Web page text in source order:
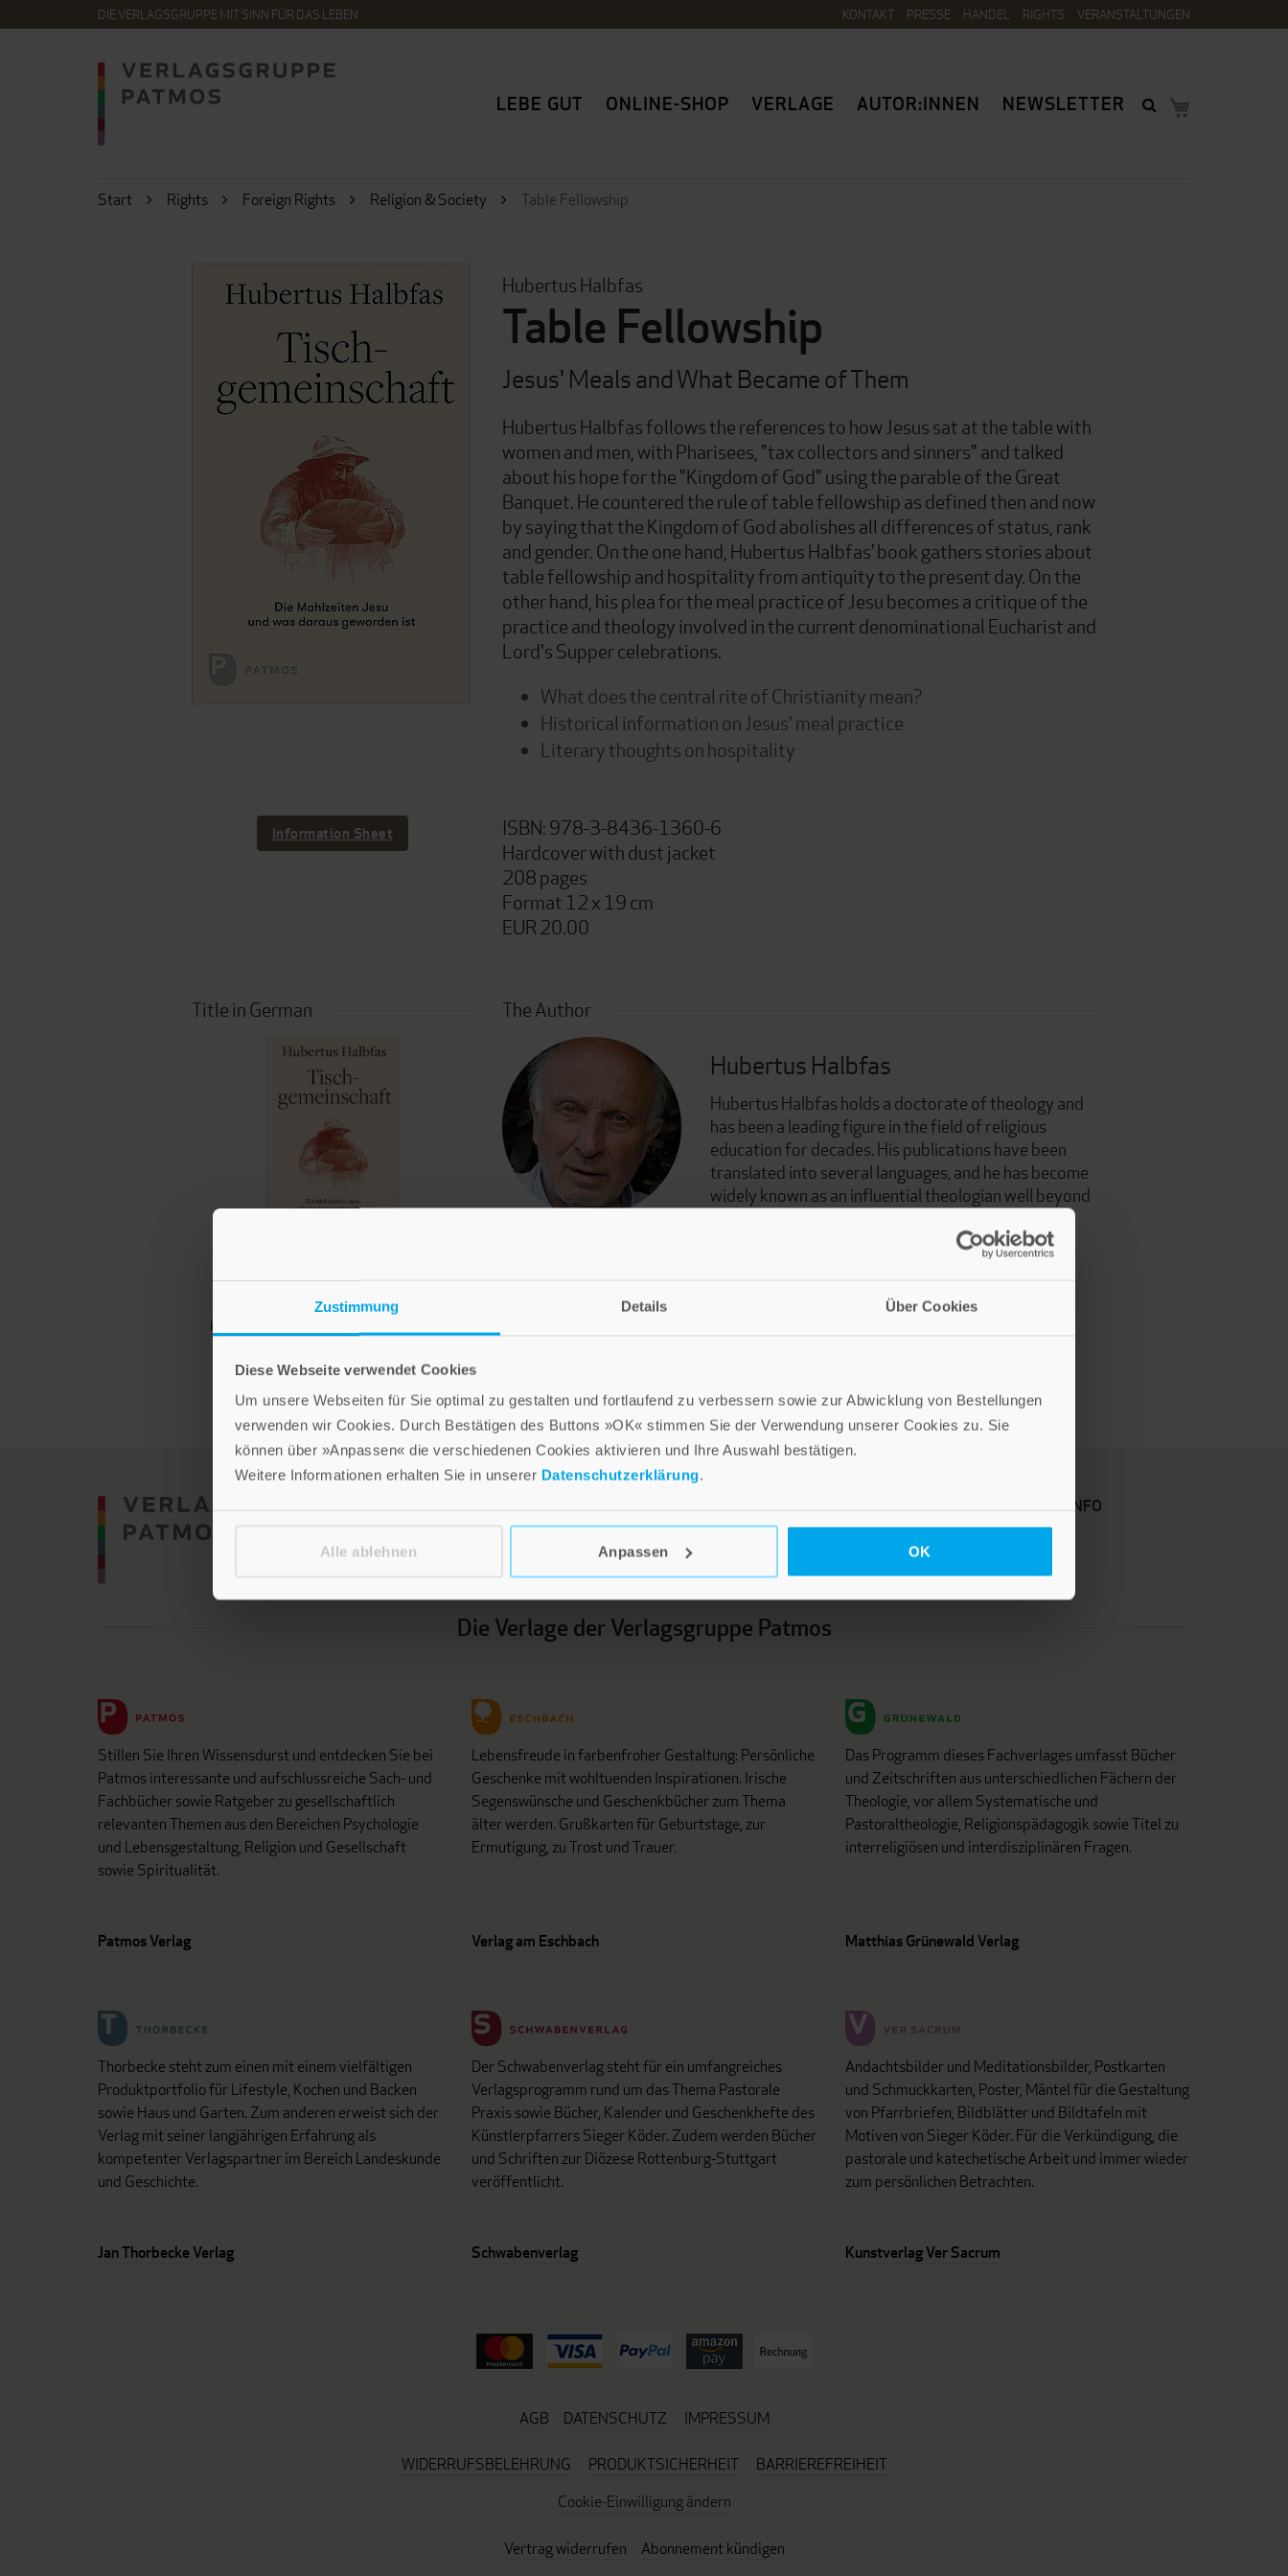
Zustimmung Details Über Cookies
Diese Webseite verwendet Cookies
Um unsere Webseiten für Sie optimal zu gestalten und fortlaufend zu verbessern sowie zur Abwicklung von Bestellungen
verwenden wir Cookies. Durch Bestätigen des Buttons »OK« stimmen Sie der Verwendung unserer Cookies zu. Sie
können über »Anpassen« die verschiedenen Cookies aktivieren und Ihre Auswahl bestätigen.
Weitere Informationen erhalten Sie in unserer Datenschutzerklärung.
Alle ablehnen Anpassen OK
DIE VERLAGSGRUPPE MIT SINN FÜR DAS LEBEN KONTAKT PRESSE HANDEL RIGHTS VERANSTALTUNGEN
LEBE GUT ONLINE-SHOP VERLAGE AUTOR:INNEN NEWSLETTER
Start Rights Foreign Rights Religion & Society Table Fellowship
Hubertus Halbfas
Table Fellowship
Jesus' Meals and What Became of Them
Hubertus Halbfas follows the references to how Jesus sat at the table with
women and men, with Pharisees, "tax collectors and sinners" and talked
about his hope for the "Kingdom of God" using the parable of the Great
Banquet. He countered the rule of table fellowship as defined then and now
by saying that the Kingdom of God abolishes all differences of status, rank
and gender. On the one hand, Hubertus Halbfas’ book gathers stories about
table fellowship and hospitality from antiquity to the present day. On the
other hand, his plea for the meal practice of Jesu becomes a critique of the
practice and theology involved in the current denominational Eucharist and
Lord's Supper celebrations.
What does the central rite of Christianity mean?
Historical information on Jesus' meal practice
Literary thoughts on hospitality
Information Sheet
ISBN: 978-3-8436-1360-6
Hardcover with dust jacket
208 pages
Format 12 x 19 cm
EUR 20.00
Title in German
Hubertus Halbfas
Tischgemeinschaft
Hardcover mit Schutzumschlag und Leseband
Im Shop ansehen
The Author
Hubertus Halbfas
Hubertus Halbfas holds a doctorate of theology and
has been a leading figure in the field of religious
education for decades. His publications have been
translated into several languages, and he has become
widely known as an influential theologian well beyond
KUNDENINFO
Die Verlage der Verlagsgruppe Patmos
Stillen Sie Ihren Wissensdurst und entdecken Sie bei
Patmos interessante und aufschlussreiche Sach- und
Fachbücher sowie Ratgeber zu gesellschaftlich
relevanten Themen aus den Bereichen Psychologie
und Lebensgestaltung, Religion und Gesellschaft
sowie Spiritualität.
Patmos Verlag
Lebensfreude in farbenfroher Gestaltung: Persönliche
Geschenke mit wohltuenden Inspirationen. Irische
Segenswünsche und Geschenkbücher zum Thema
älter werden. Grußkarten für Geburtstage, zur
Ermutigung, zu Trost und Trauer.
Verlag am Eschbach
Das Programm dieses Fachverlages umfasst Bücher
und Zeitschriften aus unterschiedlichen Fächern der
Theologie, vor allem Systematische und
Pastoraltheologie, Religionspädagogik sowie Titel zu
interreligiösen und interdisziplinären Fragen.
Matthias Grünewald Verlag
Thorbecke steht zum einen mit einem vielfältigen
Produktportfolio für Lifestyle, Kochen und Backen
sowie Haus und Garten. Zum anderen erweist sich der
Verlag mit seiner langjährigen Erfahrung als
kompetenter Verlagspartner im Bereich Landeskunde
und Geschichte.
Jan Thorbecke Verlag
Der Schwabenverlag steht für ein umfangreiches
Verlagsprogramm rund um das Thema Pastorale
Praxis sowie Bücher, Kalender und Geschenkhefte des
Künstlerpfarrers Sieger Köder. Zudem werden Bücher
und Schriften zur Diözese Rottenburg-Stuttgart
veröffentlicht.
Schwabenverlag
Andachtsbilder und Meditationsbilder, Postkarten
und Schmuckkarten, Poster, Mäntel für die Gestaltung
von Pfarrbriefen, Bildblätter und Bildtafeln mit
Motiven von Sieger Köder. Für die Verkündigung, die
pastorale und katechetische Arbeit und immer wieder
zum persönlichen Betrachten.
Kunstverlag Ver Sacrum
AGB DATENSCHUTZ IMPRESSUM
WIDERRUFSBELEHRUNG PRODUKTSICHERHEIT
BARRIEREFREIHEIT
Cookie-Einwilligung ändern
Vertrag widerrufen Abonnement kündigen